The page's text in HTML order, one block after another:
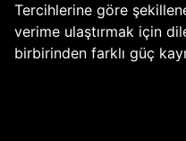
Tercihlerine göre
verime ulaştırmak için
birbirinden farklı güç